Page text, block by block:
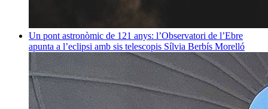
Un pont astronòmic de 121 anys: l’Observatori de l’Ebre
apunta a l’eclipsi amb sis telescopis Sílvia Berbís Morelló